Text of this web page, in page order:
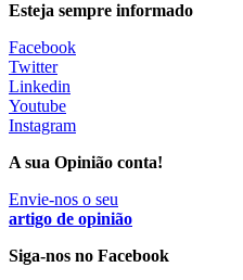
estabilidade no SNS
6 Ago, 2026
para tratamentos de
6 Ago, 2026 |0 Comments
Esteja sempre informado
Facebook
Twitter
Linkedin
Youtube
Instagram
A sua Opinião conta!
Envie-nos o seu
artigo de opinião
Siga-nos no Facebook